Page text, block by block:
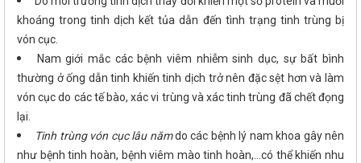
khoáng trong tinh dịch kết tủa dẫn đến tình trạng tinh trùng bị
vón cục.
Nam giới mắc các bệnh viêm nhiễm sinh dục, sự bất bình
thường ở ống dẫn tinh khiến tinh dịch trở nên đặc sệt hơn và làm
vón cục do các tế bào, xác vi trùng và xác tinh trùng đã chết đọng
lại.
Tinh trùng vón cục lâu nămdo các bệnh lý nam khoa gây nên
như bệnh tinh hoàn, bệnh viêm mào tinh hoàn,…có thể khiến nhu